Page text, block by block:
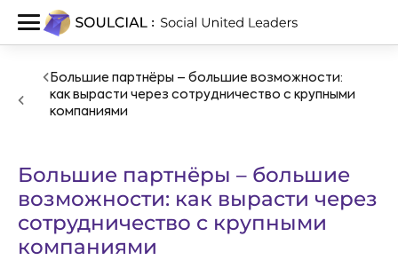
Большие партнёры – большие возможности:
как вырасти через сотрудничество с крупными
компаниями
Большие партнёры – большие
возможности: как вырасти через
сотрудничество с крупными
компаниями